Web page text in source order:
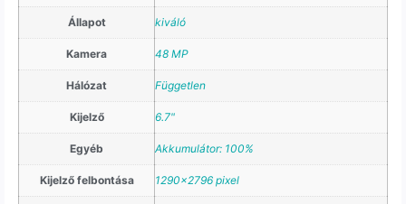
Állapot kiváló
Kamera 48 MP
Hálózat Független
Kijelző 6.7"
Egyéb Akkumulátor: 100%
Kijelző felbontása 1290×2796 pixel